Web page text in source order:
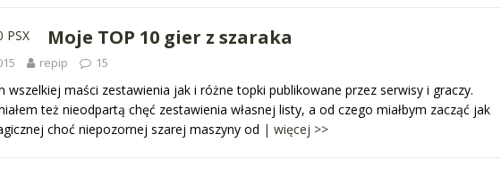
Moje TOP 10 gier z szaraka
repip 15
wszelkiej maści zestawienia jak i różne topki publikowane przez serwisy i graczy.
też nieodpartą chęć zestawienia własnej listy, a od czego miałbym zacząć jak
choć niepozornej szarej maszyny od | więcej >>